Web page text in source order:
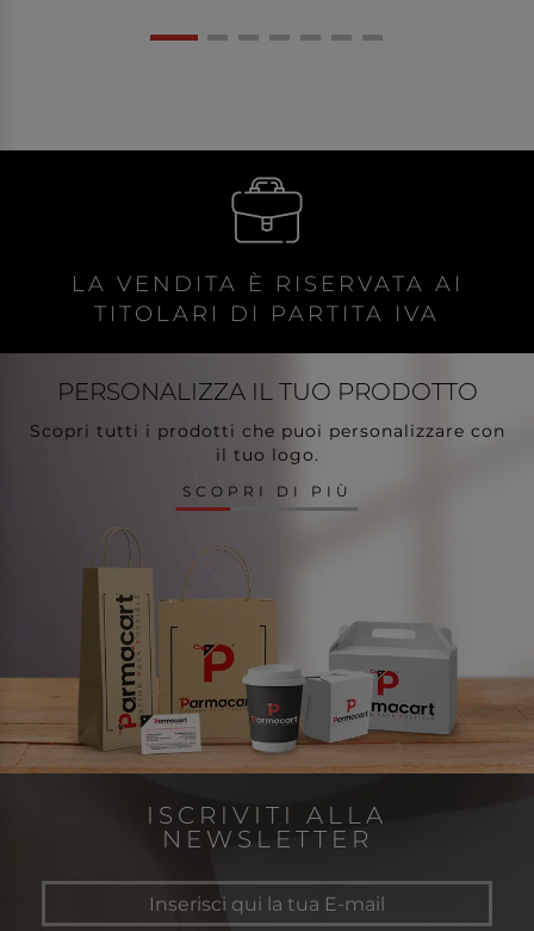
LA VENDITA È RISERVATA AI
TITOLARI DI PARTITA IVA
PERSONALIZZA IL TUO PRODOTTO
Scopri tutti i prodotti che puoi personalizzare con
il tuo logo.
SCOPRI DI PIÙ
ISCRIVITI ALLA
NEWSLETTER